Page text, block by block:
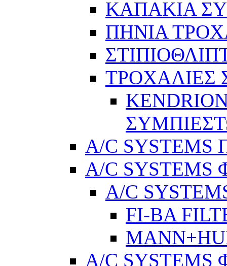
ΚΑΠΑΚΙΑ
ΠΗΝΙΑ
ΤΡΟΧΑΛΙΕΣ
A/C SYSTEMS
A/C
A/C
FI-BA
A/C